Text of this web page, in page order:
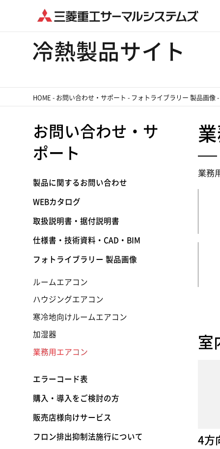
HOME - お問い合わせ・サポート - フォトライブラリー 製品画像
業務
室
4方
お問い合わせ・サ
ポート
製品に関するお問い合わせ
WEBカタログ
取扱説明書・据付説明書
仕様書・技術資料・CAD・BIM
フォトライブラリー 製品画像
ルームエアコン
ハウジングエアコン
寒冷地向けルームエアコン
加湿器
業務用エアコン
エラーコード表
購入・導入をご検討の方
販売店様向けサービス
フロン排出抑制法施行について